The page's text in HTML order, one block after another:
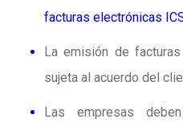
facturas electrónicas
La emisión de
sujeta al acuerdo del
Las empresas